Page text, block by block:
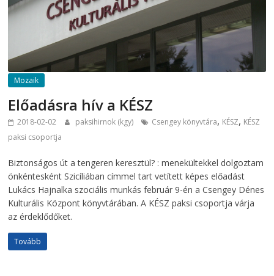
Mozaik
Előadásra hív a KÉSZ
2018-02-02 paksihirnok (kgy) Csengey könyvtára, KÉSZ, KÉSZ
paksi csoportja
Biztonságos út a tengeren keresztül? : menekültekkel dolgoztam
önkéntesként Szicíliában címmel tart vetített képes előadást
Lukács Hajnalka szociális munkás február 9-én a Csengey Dénes
Kulturális Központ könyvtárában. A KÉSZ paksi csoportja várja
az érdeklődőket.
Tovább